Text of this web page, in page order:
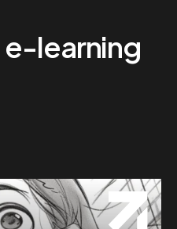
e-learning